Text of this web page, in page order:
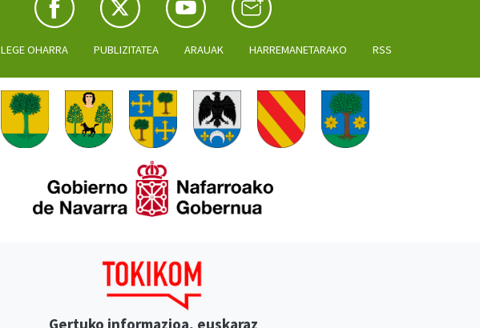
LEGE OHARRA PUBLIZITATEA ARAUAK HARREMANETARAKO RSS
Gertuko informazioa, euskaraz